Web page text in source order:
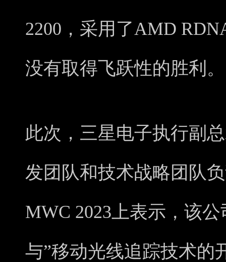
2200，采用了AMD
没有取得飞跃性的胜利。
此次，三星电子执行副
发团队和技术战略团队
MWC 2023上表示，该
与”移动光线追踪技术的